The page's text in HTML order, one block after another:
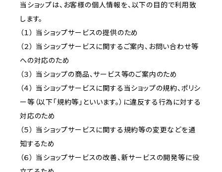
当ショップは、お客様の個人情報を、以下の目的で利用致
します。
（１） 当ショップサービスの提供のため
（２） 当ショップサービスに関するご案内、お問い合わせ等
への対応のため
（３） 当ショップの商品、サービス等のご案内のため
（４） 当ショップサービスに関する当ショップの規約、ポリシ
ー等（以下「規約等」といいます。）に違反する行為に対する
対応のため
（５） 当ショップサービスに関する規約等の変更などを通
知するため
（６） 当ショップサービスの改善、新サービスの開発等に役